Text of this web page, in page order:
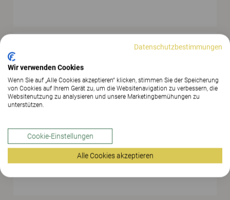
EINFACHE AUFBEWAHRUNG, LEICHT ZU ORDNEN
HINTERGRUNDGERÄUSCHE KÖNNEN FÜR RUHE
UND HARMONIE SORGEN
Datenschutzbestimmungen
Wir verwenden Cookies
Wenn Sie auf „Alle Cookies akzeptieren“ klicken, stimmen Sie der Speicherung
von Cookies auf Ihrem Gerät zu, um die Websitenavigation zu verbessern, die
Websitenutzung zu analysieren und unsere Marketingbemühungen zu
unterstützen.
Cookie-Einstellungen
Alle Cookies akzeptieren